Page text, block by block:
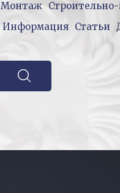
Монтаж
Информация Статьи